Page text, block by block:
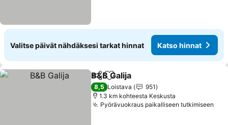
Valitse päivät nähdäksesi tarkat hinnat Katso hinnat
Jaa Lisää suosikkeihin
B&B Galija
8,5 Loistava
951
1.3 km kohteesta Keskusta
Pyörävuokraus paikalliseen tutkimiseen